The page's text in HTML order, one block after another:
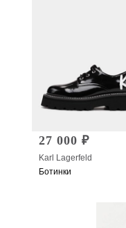
27 000 ₽
Karl Lagerfeld
Ботинки